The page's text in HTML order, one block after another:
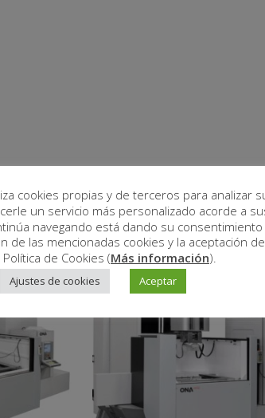
cookies propias y de terceros para analizar
un servicio más personalizado acorde a
navegando está dando su consentimiento
de las mencionadas cookies y la aceptación de
de Cookies (Más información).
Ajustes de cookies Aceptar